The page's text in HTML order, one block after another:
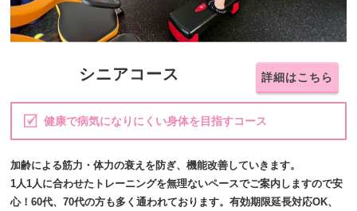
シニアコース 詳細はこちら
健康で病気になりにくい身体を目指すコース
加齢による筋力・体力の衰えを防ぎ、機能改善していきます。
1人1人に合わせたトレーニングを無理ないペースでご案内しますので安
心！60代、70代の方も多く通われております。有効期限延長対応OK、